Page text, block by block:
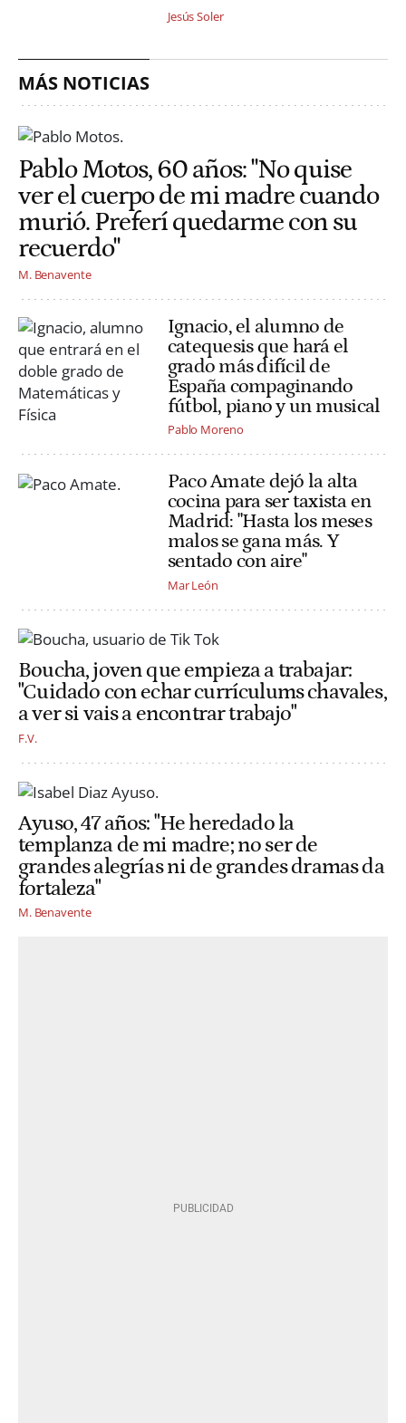
Jesús Soler
MÁS NOTICIAS
Pablo Motos, 60 años: "No quise
ver el cuerpo de mi madre cuando
murió. Preferí quedarme con su
recuerdo"
M. Benavente
Ignacio, el alumno de
catequesis que hará el
grado más difícil de
España compaginando
fútbol, piano y un musical
Pablo Moreno
Paco Amate dejó la alta
cocina para ser taxista en
Madrid: "Hasta los meses
malos se gana más. Y
sentado con aire"
Mar León
Boucha, joven que empieza a trabajar:
"Cuidado con echar currículums chavales,
a ver si vais a encontrar trabajo"
F.V.
Ayuso, 47 años: "He heredado la
templanza de mi madre; no ser de
grandes alegrías ni de grandes dramas da
fortaleza"
M. Benavente